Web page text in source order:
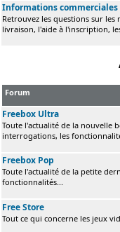
Informations commerciales
Retrouvez les questions sur
livraison, l'aide à l'inscription,
Forum
Freebox Ultra
Toute l'actualité de la nouvelle
interrogations, les
Freebox Pop
Toute l'actualité de la petite
fonctionnalités...
Free Store
Tout ce qui concerne les jeux